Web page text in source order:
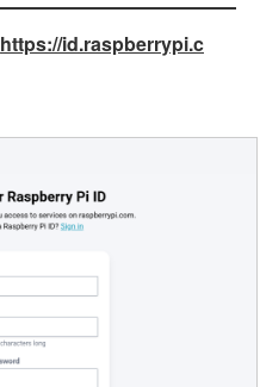
https://id.raspberrypi.c